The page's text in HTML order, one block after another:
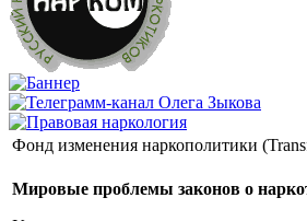
Фонд изменения наркополитики
Мировые проблемы законов о